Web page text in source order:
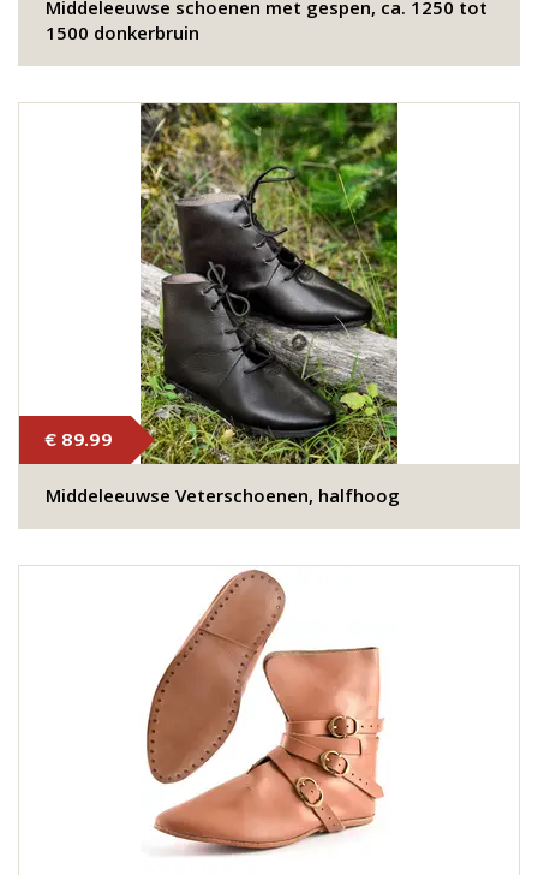
Middeleeuwse schoenen met gespen, ca. 1250 tot
1500 donkerbruin
€ 89.99
Middeleeuwse Veterschoenen, halfhoog